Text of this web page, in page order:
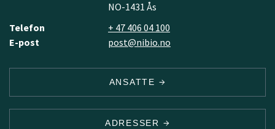
NO-1431 Ås
Telefon
+ 47 406 04 100
E-post
post@nibio.no
ANSATTE
ADRESSER